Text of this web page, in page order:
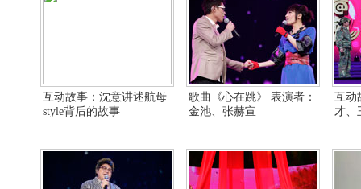
互动故事：沈意讲述航母
style背后的故事
歌曲《心在跳》 表演者：
金池、张赫宣
互动
才、